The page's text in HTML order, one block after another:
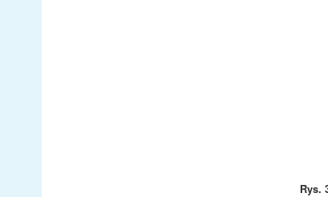
Rys.